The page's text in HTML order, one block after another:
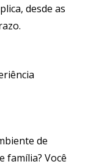
desde as
de
família? Você